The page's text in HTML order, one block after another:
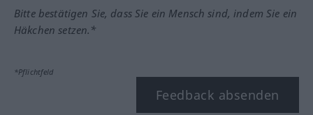
Bitte bestätigen Sie, dass Sie ein Mensch sind, indem Sie ein
Häkchen setzen.*
*Pflichtfeld
Feedback absenden